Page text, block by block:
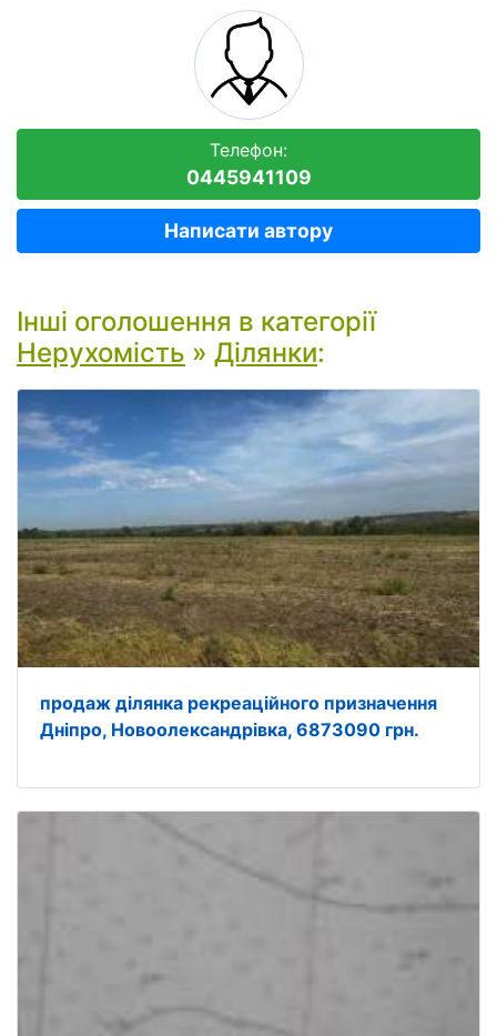
Телефон:
0445941109
Написати автору
Інші оголошення в категорії
Нерухомість » Ділянки:
продаж ділянка рекреаційного призначення
Дніпро, Новоолександрівка, 6873090 грн.